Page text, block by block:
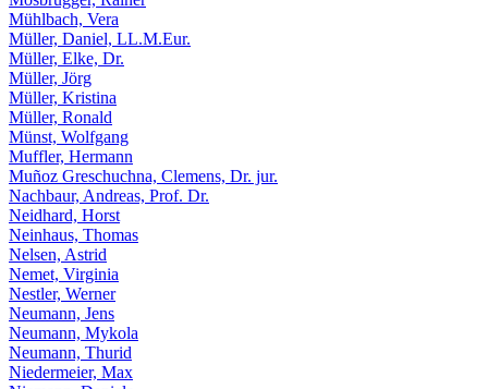
Mühlbach, Vera
Müller, Daniel, LL.M.Eur.
Müller, Elke, Dr.
Müller, Jörg
Müller, Kristina
Müller, Ronald
Münst, Wolfgang
Muffler, Hermann
Muñoz Greschuchna, Clemens, Dr. jur.
Nachbaur, Andreas, Prof. Dr.
Neidhard, Horst
Neinhaus, Thomas
Nelsen, Astrid
Nemet, Virginia
Nestler, Werner
Neumann, Jens
Neumann, Mykola
Neumann, Thurid
Niedermeier, Max